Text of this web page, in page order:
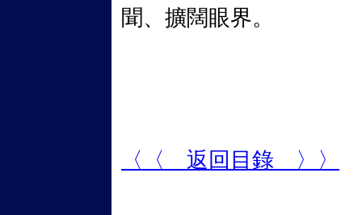
聞、擴闊眼界。
〈〈 返回目錄 〉〉